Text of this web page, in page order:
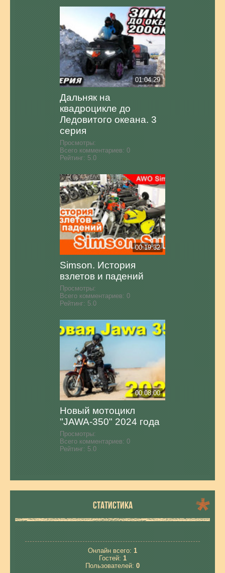
01:04:29
Дальняк на
квадроцикле до
Ледовитого океана. 3
серия
Просмотры:
Всего комментариев: 0
Рейтинг: 5.0
00:19:32
Simson. История
взлетов и падений
Просмотры:
Всего комментариев: 0
Рейтинг: 5.0
00:08:00
Новый мотоцикл
"JAWA-350" 2024 года
Просмотры:
Всего комментариев: 0
Рейтинг: 5.0
СТАТИСТИКА
Онлайн всего: 1
Гостей: 1
Пользователей: 0